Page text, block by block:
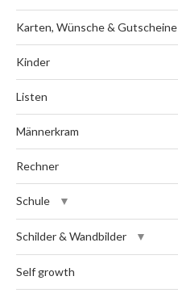
Karten, Wünsche & Gutscheine
Kinder
Listen
Männerkram
Rechner
Schule
Schilder & Wandbilder
Self growth